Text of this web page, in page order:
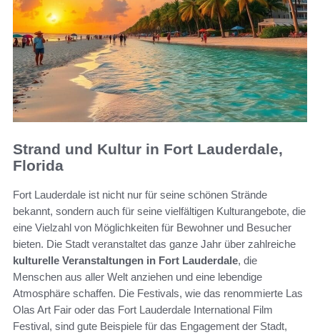
Strand und Kultur in Fort Lauderdale,
Florida
Fort Lauderdale ist nicht nur für seine schönen Strände
bekannt, sondern auch für seine vielfältigen Kulturangebote, die
eine Vielzahl von Möglichkeiten für Bewohner und Besucher
bieten. Die Stadt veranstaltet das ganze Jahr über zahlreiche
kulturelle Veranstaltungen in Fort Lauderdale, die
Menschen aus aller Welt anziehen und eine lebendige
Atmosphäre schaffen. Die Festivals, wie das renommierte Las
Olas Art Fair oder das Fort Lauderdale International Film
Festival, sind gute Beispiele für das Engagement der Stadt,